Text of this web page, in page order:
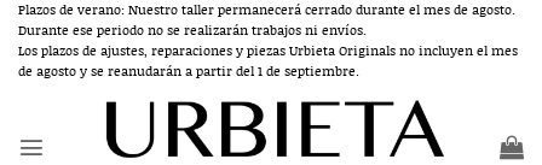
Saltar
contenido
Plazos de verano: Nuestro taller permanecerá cerrado durante el mes de agosto.
Durante ese periodo no se realizarán trabajos ni envíos.
Los plazos de ajustes, reparaciones y piezas Urbieta Originals no incluyen el mes
de agosto y se reanudarán a partir del 1 de septiembre.